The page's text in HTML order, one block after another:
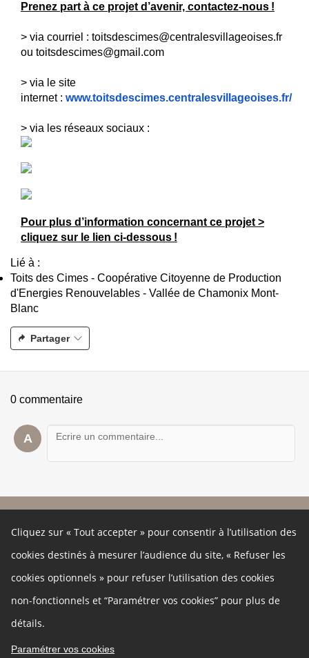
Prenez part à ce projet d’avenir, contactez-nous !
> via courriel : toitsdescimes@centralesvillageoises.fr
ou toitsdescimes@gmail.com
> via le site
internet : www.toitsdescimes.centralesvillageoises.fr/
> via les réseaux sociaux :
Pour plus d’information concernant ce projet >
cliquez sur le lien ci-dessous !
Lié à :
Toits des Cimes - Coopérative Citoyenne de Production
d'Energies Renouvelables - Vallée de Chamonix Mont-
Blanc
Partager
0 commentaire
A
Cliquez sur « Tout accepter » pour consentir à l’utilisation des
cookies destinés à mesurer l’audience du site, « Refuser les
cookies optionnels » pour refuser l’utilisation des cookies
non-fonctionnels et “Paramétrer vos cookies” pour plus de
détails.
Paramétrer vos cookies
Ce site participatif a été réalisé grâce à la plateforme innovante de
participationCap Collectif, selon les principes de ladémocratie
Autres liens
Cookies
Gestion des cookies
Politique de confidentialité
Besoin d'aide ?